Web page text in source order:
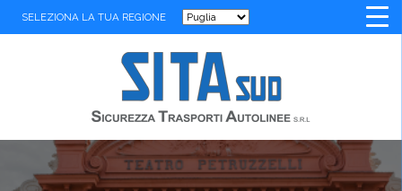
SELEZIONA LA TUA REGIONE